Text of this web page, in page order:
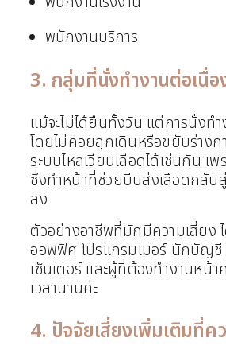
พนักงานบริการ
3. กลุ่มที่นั่งทำงานต่อเนื่อ
แม้จะไม่ได้ยืนทั้งวัน แต่การนั่งทำ
โดยไม่ค่อยลุกเดินหรือขยับร่าง
ระบบไหลเวียนเลือดได้เช่นกัน เ
ซึ่งทำหน้าที่ช่วยบีบส่งเลือดกลับ
ลง
ตัวอย่างอาชีพที่มักมีความเสี่ยง
ออฟฟิศ โปรแกรมเมอร์ นักบัญชี
เซ็นเตอร์ และผู้ที่ต้องทำงานหน้า
เวลานานค่ะ
4. ปัจจัยเสี่ยงเพิ่มเติมที่ค